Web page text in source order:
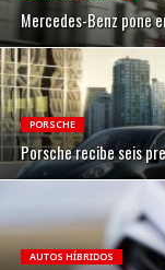
Mercedes-Benz pone
PORSCHE
Porsche recibe seis
AUTOS HÍBRIDOS